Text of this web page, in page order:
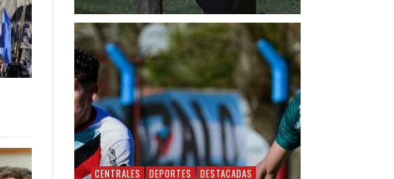
CENTRALES DEPORTES
DESTACADAS